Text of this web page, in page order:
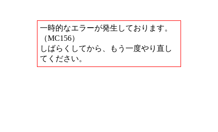
一時的なエラーが発生しております。
（MC156）
しばらくしてから、もう一度やり直し
てください。